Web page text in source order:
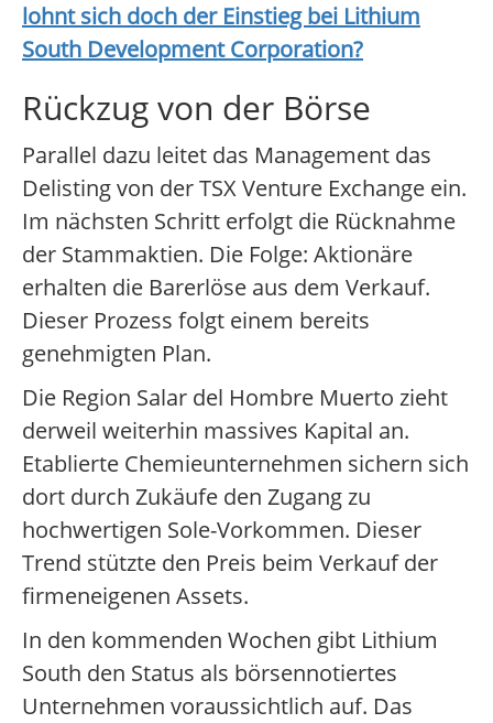
lohnt sich doch der Einstieg bei Lithium
South Development Corporation?
Rückzug von der Börse
Parallel dazu leitet das Management das
Delisting von der TSX Venture Exchange ein.
Im nächsten Schritt erfolgt die Rücknahme
der Stammaktien. Die Folge: Aktionäre
erhalten die Barerlöse aus dem Verkauf.
Dieser Prozess folgt einem bereits
genehmigten Plan.
Die Region Salar del Hombre Muerto zieht
derweil weiterhin massives Kapital an.
Etablierte Chemieunternehmen sichern sich
dort durch Zukäufe den Zugang zu
hochwertigen Sole-Vorkommen. Dieser
Trend stützte den Preis beim Verkauf der
firmeneigenen Assets.
In den kommenden Wochen gibt Lithium
South den Status als börsennotiertes
Unternehmen voraussichtlich auf. Das